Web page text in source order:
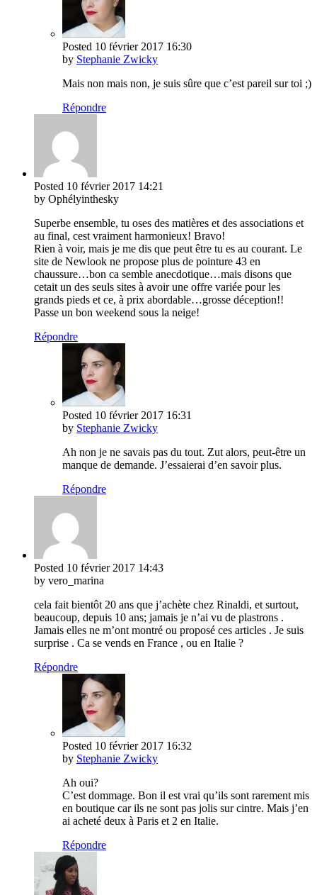
Posted 10 février 2017 16:30
by Stephanie Zwicky
Mais non mais non, je suis sûre que c’est pareil sur toi ;)
Répondre
Posted 10 février 2017 14:21
by Ophélyinthesky
Superbe ensemble, tu oses des matières et des associations et
au final, cest vraiment harmonieux! Bravo!
Rien à voir, mais je me dis que peut être tu es au courant. Le
site de Newlook ne propose plus de pointure 43 en
chaussure…bon ca semble anecdotique…mais disons que
cetait un des seuls sites à avoir une offre variée pour les
grands pieds et ce, à prix abordable…grosse déception!!
Passe un bon weekend sous la neige!
Répondre
Posted 10 février 2017 16:31
by Stephanie Zwicky
Ah non je ne savais pas du tout. Zut alors, peut-être un
manque de demande. J’essaierai d’en savoir plus.
Répondre
Posted 10 février 2017 14:43
by vero_marina
cela fait bientôt 20 ans que j’achète chez Rinaldi, et surtout,
beaucoup, depuis 10 ans; jamais je n’ai vu de plastrons .
Jamais elles ne m’ont montré ou proposé ces articles . Je suis
surprise . Ca se vends en France , ou en Italie ?
Répondre
Posted 10 février 2017 16:32
by Stephanie Zwicky
Ah oui?
C’est dommage. Bon il est vrai qu’ils sont rarement mis
en boutique car ils ne sont pas jolis sur cintre. Mais j’en
ai acheté deux à Paris et 2 en Italie.
Répondre